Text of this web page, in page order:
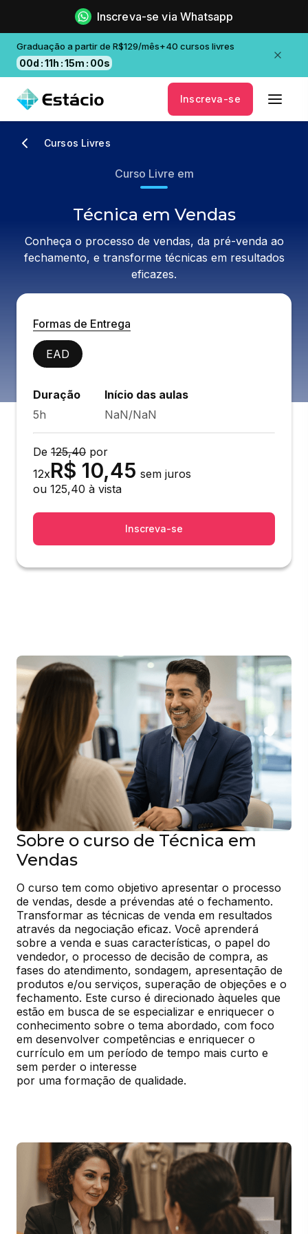
Inscreva-se via Whatsapp
Graduação a partir de R$129/mês+40 cursos livres
00d :11h :15m : 00s
Inscreva-se
Cursos Livres
Curso Livre em
Técnica em Vendas
Conheça o processo de vendas, da pré-venda ao
fechamento, e transforme técnicas em resultados
eficazes.
Formas de Entrega
EAD
Duração
5h
Início das aulas
NaN/NaN
De 125,40 por
12xR$ 10,45 sem juros
ou 125,40 à vista
Inscreva-se
Sobre o curso de Técnica em
Vendas
O curso tem como objetivo apresentar o processo
de vendas, desde a prévendas até o fechamento.
Transformar as técnicas de venda em resultados
através da negociação eficaz. Você aprenderá
sobre a venda e suas características, o papel do
vendedor, o processo de decisão de compra, as
fases do atendimento, sondagem, apresentação de
produtos e/ou serviços, superação de objeções e o
fechamento. Este curso é direcionado àqueles que
estão em busca de se especializar e enriquecer o
conhecimento sobre o tema abordado, com foco
em desenvolver competências e enriquecer o
currículo em um período de tempo mais curto e
sem perder o interesse
por uma formação de qualidade.